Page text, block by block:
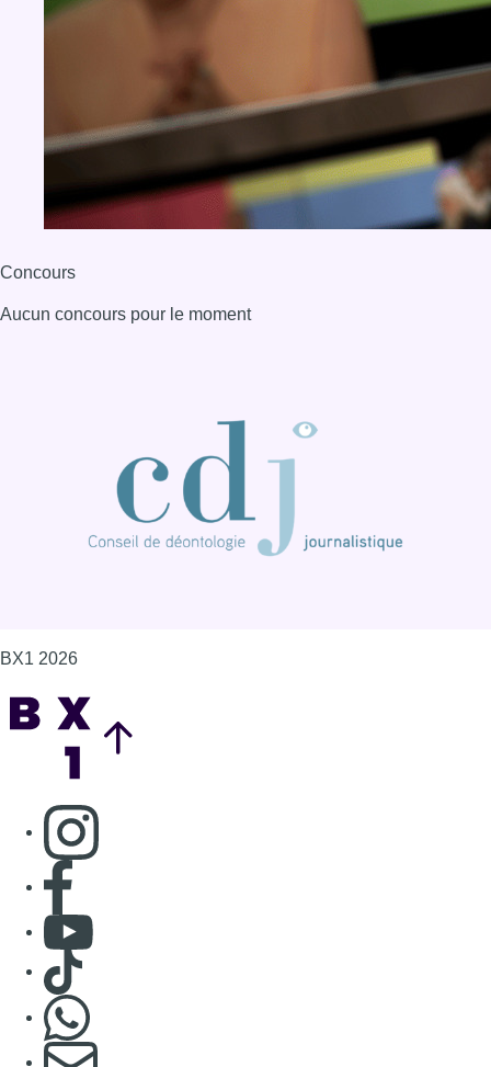
Concours
Aucun concours pour le moment
BX1 2026
Consulter page Instagram
Consulter page Facebook
Consulter Youtube
Consulter TikTok
S'abonner à notre newsletter